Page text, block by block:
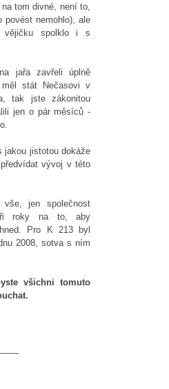
tom divné, není to,
povést nemohlo), ale
spolklo i s
jařa zavřeli úplně
stát Nečasovi v
tak jste zákonitou
jen o pár měsíců -
jistotou dokáže
vývoj v této
jen společnost
tři roky na to, aby
Pro K 213 byl
2008, sotva s ním
všichni tomuto